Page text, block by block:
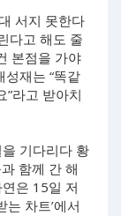
서지 못한다
다고 해도 줄
본점을 가야
성재는 “똑같
”라고 받아치
기다리다 황
함께 간 해
은 15일 저
차트’에서